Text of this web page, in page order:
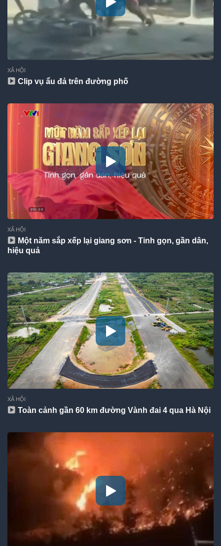
XÃ HỘI
Clip vụ ẩu đả trên đường phố
XÃ HỘI
Một năm sắp xếp lại giang sơn - Tinh gọn, gần dân,
hiệu quả
XÃ HỘI
Toàn cảnh gần 60 km đường Vành đai 4 qua Hà Nội